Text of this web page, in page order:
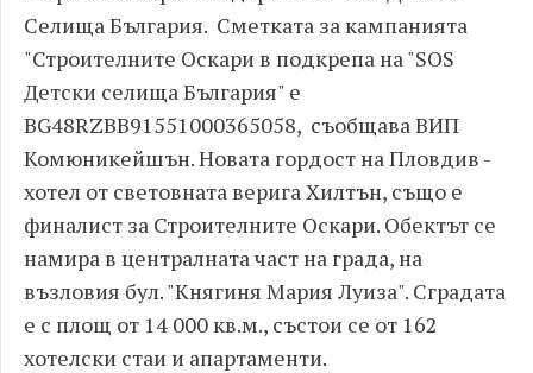
Селища България. Сметката за кампанията
"Строителните Оскари в подкрепа на "SOS
Детски селища България" е
BG48RZBB91551000365058, съобщава ВИП
Комюникейшън. Новата гордост на Пловдив -
хотел от световната верига Хилтън, също е
финалист за Строителните Оскари. Обектът се
намира в централната част на града, на
възловия бул. "Княгиня Мария Луиза". Сградата
е с площ от 14 000 кв.м., състои се от 162
хотелски стаи и апартаменти.